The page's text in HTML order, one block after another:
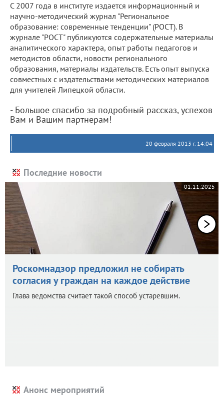
С 2007 года в институте издается информационный и
научно-методический журнал "Региональное
образование: современные тенденции" (РОСТ). В
журнале "РОСТ" публикуются содержательные материалы
аналитического характера, опыт работы педагогов и
методистов области, новости регионального
образования, материалы издательств. Есть опыт выпуска
совместных с издательствами методических материалов
для учителей Липецкой области.
- Большое спасибо за подробный рассказ, успехов
Вам и Вашим партнерам!
20 февраля 2013 г. 14:04
Последние новости
01.11.2025
Роскомнадзор предложил не собирать
согласия у граждан на каждое действие
Глава ведомства считает такой способ устаревшим.
Анонс мероприятий